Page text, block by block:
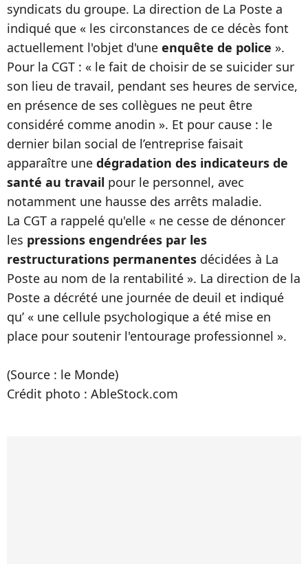
syndicats du groupe. La direction de La Poste a
indiqué que « les circonstances de ce décès font
actuellement l'objet d'une enquête de police ».
Pour la CGT : « le fait de choisir de se suicider sur
son lieu de travail, pendant ses heures de service,
en présence de ses collègues ne peut être
considéré comme anodin ». Et pour cause : le
dernier bilan social de l’entreprise faisait
apparaître une dégradation des indicateurs de
santé au travail pour le personnel, avec
notamment une hausse des arrêts maladie.
La CGT a rappelé qu'elle « ne cesse de dénoncer
les pressions engendrées par les
restructurations permanentes décidées à La
Poste au nom de la rentabilité ». La direction de la
Poste a décrété une journée de deuil et indiqué
qu’ « une cellule psychologique a été mise en
place pour soutenir l'entourage professionnel ».
(Source : le Monde)
Crédit photo : AbleStock.com